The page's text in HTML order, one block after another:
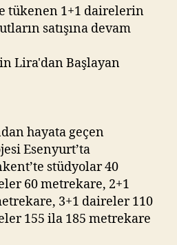
Başlayan
Fiyatlar
tükenen 1+1 dairelerin
satışına devam
hayata geçen
Esenyurt’ta
stüdyolar 40
60 metrekare, 2+1
3+1 daireler 110
155 ila 185 metrekare